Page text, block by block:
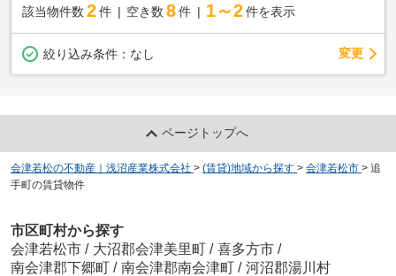
該当物件数 2件 空き数 8 件 1～2 件を表示
絞り込み条件： なし 変更
ページトップへ
会津若松の不動産｜浅沼産業株式会社 > (賃貸)地域から探す > 会津若松市 > 追
手町の賃貸物件
市区町村から探す
会津若松市 / 大沼郡会津美里町 / 喜多方市 /
南会津郡下郷町 / 南会津郡南会津町 / 河沼郡湯川村